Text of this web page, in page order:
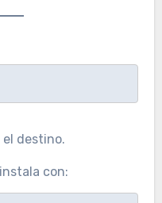
destino.
con: